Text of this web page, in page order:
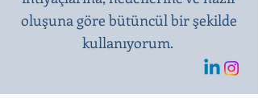
oluşuna göre bütüncül bir şekilde
kullanıyorum.